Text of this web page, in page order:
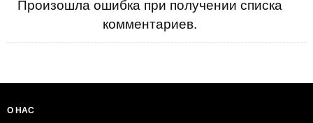
Произошла ошибка при получении списка
комментариев.
О НАС